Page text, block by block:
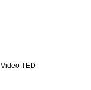
Video TED